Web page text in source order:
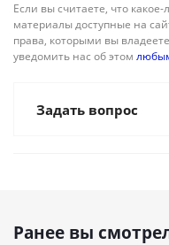
Если вы считаете, что
материалы доступные на
права, которыми вы
уведомить нас об этом
Задать вопрос
Ранее вы